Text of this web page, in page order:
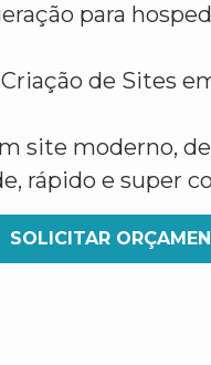
para
de Sites
site moderno,
rápido e super
SOLICITAR